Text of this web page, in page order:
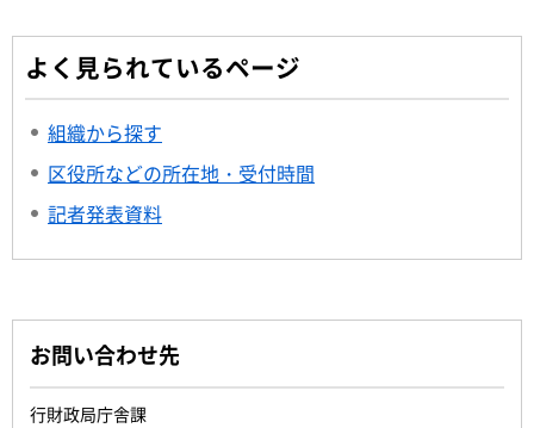
よく見られているページ
組織から探す
区役所などの所在地・受付時間
記者発表資料
お問い合わせ先
行財政局庁舎課